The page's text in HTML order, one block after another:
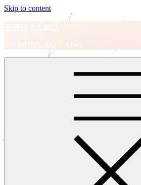
Skip to content
王进的个人网站
NO PAINS, NO GAINS.